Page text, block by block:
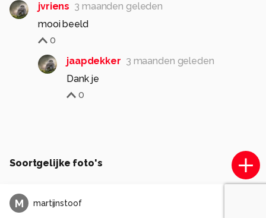
jvriens 3 maanden geleden
mooi beeld
0
jaapdekker 3 maanden geleden
Dank je
0
Soortgelijke foto's
M martijnstoof